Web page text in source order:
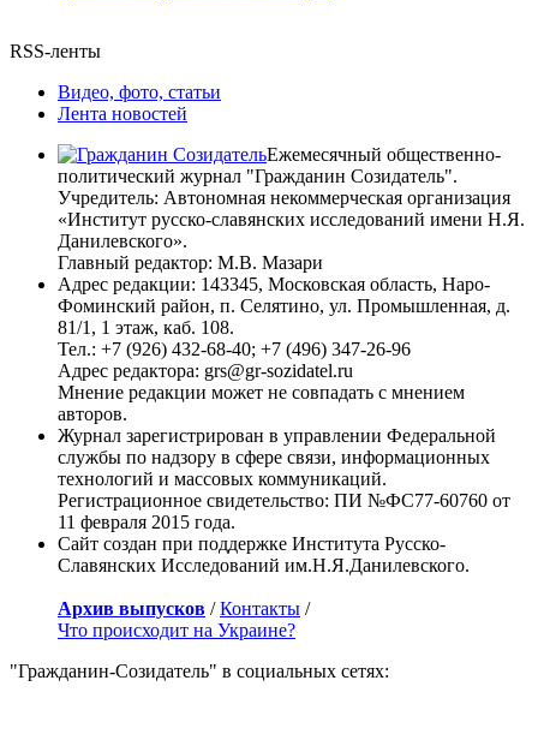
RSS-ленты
Видео, фото, статьи
Лента новостей
Ежемесячный общественно-
политический журнал "Гражданин Созидатель".
Учредитель: Автономная некоммерческая организация
«Институт русско-славянских исследований имени Н.Я.
Данилевского».
Главный редактор: М.В. Мазари
Адрес редакции: 143345, Московская область, Наро-
Фоминский район, п. Селятино, ул. Промышленная, д.
81/1, 1 этаж, каб. 108.
Тел.: +7 (926) 432-68-40; +7 (496) 347-26-96
Адрес редактора: grs@gr-sozidatel.ru
Мнение редакции может не совпадать с мнением
авторов.
Журнал зарегистрирован в управлении Федеральной
службы по надзору в сфере связи, информационных
технологий и массовых коммуникаций.
Регистрационное свидетельство: ПИ №ФС77-60760 от
11 февраля 2015 года.
Сайт создан при поддержке Института Русско-
Славянских Исследований им.Н.Я.Данилевского.
Архив выпусков /Контакты /
Что происходит на Украине?
"Гражданин-Созидатель" в социальных сетях: